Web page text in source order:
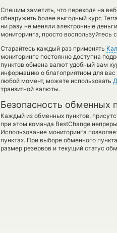
Спешим заметить, что переходя на
обнаружить более выгодный курс Terra
ни разу не меняли электронные
мониторинга, просто воспользуйтесь
Старайтесь каждый раз применять
мониторинге постоянно доступна
пунктов обмена валют удобный вам
информацию о благоприятном для
любой момент, можете использовать
транзитной валюты.
Безопасность обменных
Каждый из обменных пунктов,
при этом команда BestChange
Использование мониторинга
пунктах. При выборе обменного
размер резервов и текущий статус